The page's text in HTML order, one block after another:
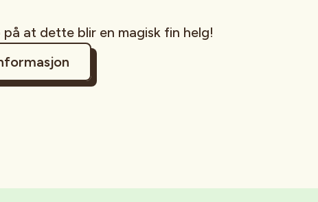
at dette blir en magisk fin helg!